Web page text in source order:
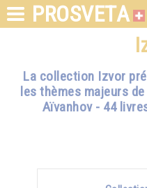
PROSVETA
La collection Izvor
les thèmes majeurs
Aïvanhov - 44